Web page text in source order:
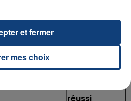
recette de
!
réussi
mes choix
et fermer